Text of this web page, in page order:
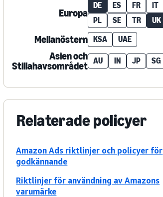
Europa
DE ES FR IT
PL
SE TR UK
Mellanöstern KSA UAE
Asien och
Stillahavsområdet AU IN JP SG
Relaterade policyer
Amazon Ads riktlinjer och policyer för
godkännande
Riktlinjer för användning av Amazons
varumärke